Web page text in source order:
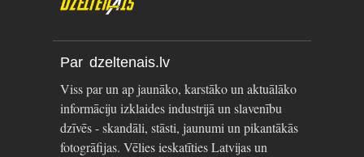
Par dzeltenais.lv
Viss par un ap jaunāko, karstāko un aktuālāko
informāciju izklaides industrijā un slavenību
dzīvēs - skandāli, stāsti, jaunumi un pikantākās
fotogrāfijas. Vēlies ieskatīties Latvijas un